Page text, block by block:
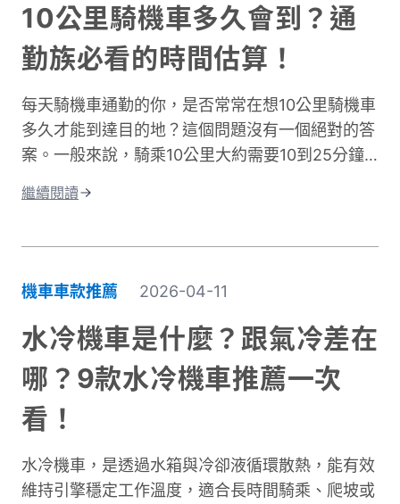
10公里騎機車多久會到？通
勤族必看的時間估算！
每天騎機車通勤的你，是否常常在想10公里騎機車
多久才能到達目的地？這個問題沒有一個絕對的答
案。一般來說，騎乘10公里大約需要10到25分鐘
通勤時間的關鍵因素有很多。道路類型是其中之
量、個人騎乘習慣都會造成時間差異。這篇文章將
深入探討不同情況下的騎乘時間。我們會分析各種
道路類型所需的時間、說明影響通勤的主要因素。
同時也會分享實用的時間規劃技巧，讓你每天出門
前都能準確估算所需時間。不論你是新手騎士還是
資深通勤族，都能找到適合自己的參考資訊！
繼續閱讀
機車車款推薦 2026-04-11
水冷機車是什麼？跟氣冷差在
哪？9款水冷機車推薦一次
看！
水冷機車，是透過水箱與冷卻液循環散熱，能有效
維持引擎穩定工作溫度，適合長時間騎乘、爬坡或